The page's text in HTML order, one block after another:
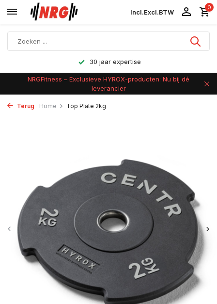
Incl.Excl.BTW
0
Achteraf betalen
NRGFitness – Exclusieve HYROX-producten: Nu bij dé
leverancier
Terug Home Top Plate 2kg